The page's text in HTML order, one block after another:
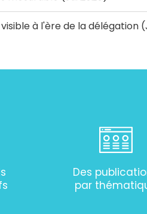
à l'ère de la délégation
Des
par